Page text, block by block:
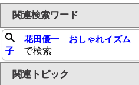
関連検索ワード
花田優一 おしゃれイズム
子 で検索
関連トピック